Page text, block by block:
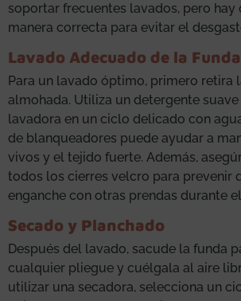
soportar frecuentes lavados, pero hay
manera correcta para evitar el
Lavado Adecuado de la Funda
Para un lavado óptimo, primero retira
almohada. Utiliza un detergente
lavadora en un ciclo delicado con
de blanqueadores puede ayudar a
vivos y el tejido fuerte. Además,
todos los cierres velcro para prevenir
enganche con otras prendas durante
Secado y Planchado
Después del lavado, sacude la funda
cualquier pliegue y cuélgala al aire
utilizar una secadora, selecciona un